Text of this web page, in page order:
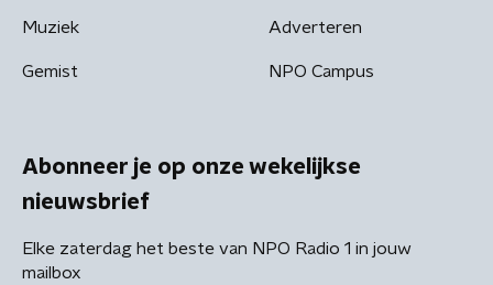
Muziek
Gemist
Adverteren
NPO Campus
Abonneer je op onze wekelijkse
nieuwsbrief
Elke zaterdag het beste van NPO Radio 1 in jouw
mailbox